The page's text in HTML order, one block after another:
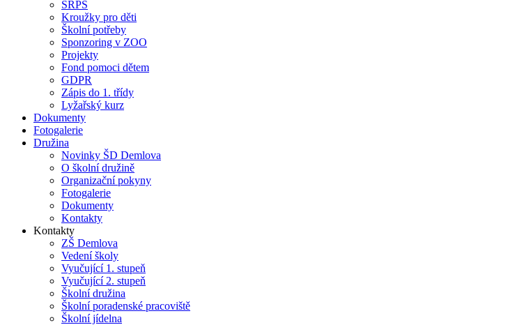
SRPŠ
Kroužky pro děti
Školní potřeby
Sponzoring v ZOO
Projekty
Fond pomoci dětem
GDPR
Zápis do 1. třídy
Lyžařský kurz
Dokumenty
Fotogalerie
Družina
Novinky ŠD Demlova
O školní družině
Organizační pokyny
Fotogalerie
Dokumenty
Kontakty
Kontakty
ZŠ Demlova
Vedení školy
Vyučující 1. stupeň
Vyučující 2. stupeň
Školní družina
Školní poradenské pracoviště
Školní jídelna